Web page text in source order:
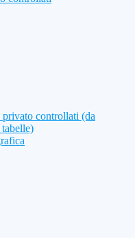
controllati (da